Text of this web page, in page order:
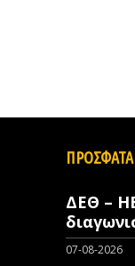
ΔΕΘ –
07-08-2026